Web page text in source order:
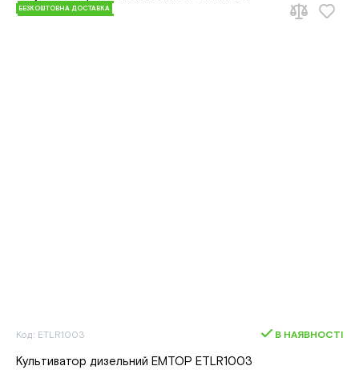
БЕЗКОШТОВНА ДОСТАВКА
Код: ETLR1003 В НАЯВНОСТІ
Культиватор дизельний EMTOP ETLR1003